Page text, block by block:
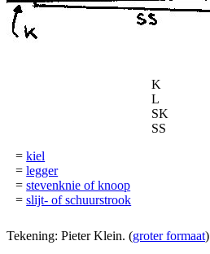
K
L
SK
SS
=kiel
=legger
=stevenknie of knoop
=slijt- of schuurstrook
Tekening: Pieter Klein. (groter formaat)